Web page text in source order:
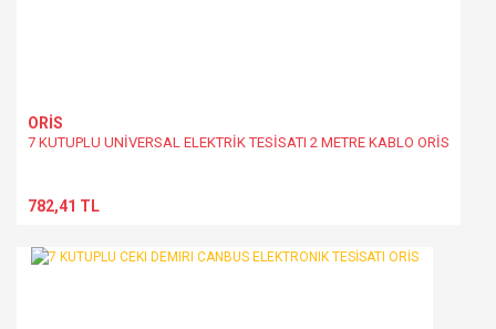
ORİS
7 KUTUPLU UNİVERSAL ELEKTRİK TESİSATI 2 METRE KABLO ORİS
782,41 TL